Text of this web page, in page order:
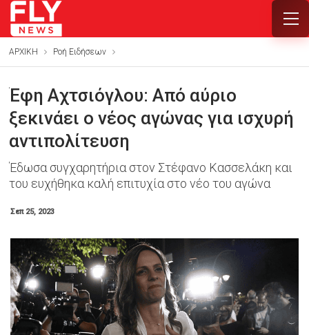
ΑΡΧΙΚΗ Ροή Ειδήσεων
Έφη Αχτσιόγλου: Από αύριο
ξεκινάει ο νέος αγώνας για ισχυρή
αντιπολίτευση
Έδωσα συγχαρητήρια στον Στέφανο Κασσελάκη και
του ευχήθηκα καλή επιτυχία στο νέο του αγώνα
Σεπ 25, 2023